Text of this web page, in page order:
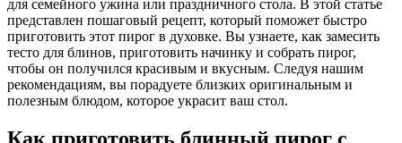
для семейного ужина или праздничного стола. В этой статье
представлен пошаговый рецепт, который поможет быстро
приготовить этот пирог в духовке. Вы узнаете, как замесить
тесто для блинов, приготовить начинку и собрать пирог,
чтобы он получился красивым и вкусным. Следуя нашим
рекомендациям, вы порадуете близких оригинальным и
полезным блюдом, которое украсит ваш стол.